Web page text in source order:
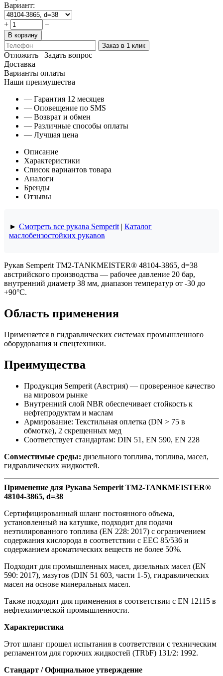
Вариант:
+ −
В корзину
Заказ в 1 клик
Отложить
Задать вопрос
Доставка
Варианты оплаты
Наши преимущества
— Гарантия 12 месяцев
— Оповещение по SMS
— Возврат и обмен
— Различные способы оплаты
— Лучшая цена
Описание
Характеристики
Список вариантов товара
Аналоги
Бренды
Отзывы
► Смотреть все рукава Semperit | Каталог
маслобензостойких рукавов
Рукав Semperit TM2-TANKMEISTER® 48104-3865, d=38
австрийского производства — рабочее давление 20 бар,
внутренний диаметр 38 мм, диапазон температур от -30 до
+90°C.
Область применения
Применяется в гидравлических системах промышленного
оборудования и спецтехники.
Преимущества
Продукция Semperit (Австрия) — проверенное качество
на мировом рынке
Внутренний слой NBR обеспечивает стойкость к
нефтепродуктам и маслам
Армирование: Текстильная оплетка (DN > 75 в
обмотке), 2 скрещенных мед
Соответствует стандартам: DIN 51, EN 590, EN 228
Совместимые среды: дизельного топлива, топлива, масел,
гидравлических жидкостей.
Применение для Рукава Semperit TM2-TANKMEISTER®
48104-3865, d=38
Сертифицированный шланг постоянного объема,
установленный на катушке, подходит для подачи
неэтилированного топлива (EN 228: 2017) с ограничением
содержания кислорода в соответствии с EEC 85/536 и
содержанием ароматических веществ не более 50%.
Подходит для промышленных масел, дизельных масел (EN
590: 2017), мазутов (DIN 51 603, части 1-5), гидравлических
масел на основе минеральных масел.
Также подходит для применения в соответствии с EN 12115 в
нефтехимической промышленности.
Характеристика
Этот шланг прошел испытания в соответствии с техническим
регламентом для горючих жидкостей (TRbF) 131/2: 1992.
Стандарт / Официальное утверждение